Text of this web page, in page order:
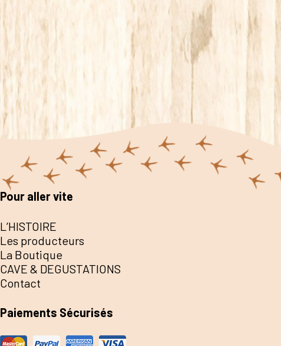
Pour aller vite
L’HISTOIRE
Les producteurs
La Boutique
CAVE & DEGUSTATIONS
Contact
Paiements Sécurisés